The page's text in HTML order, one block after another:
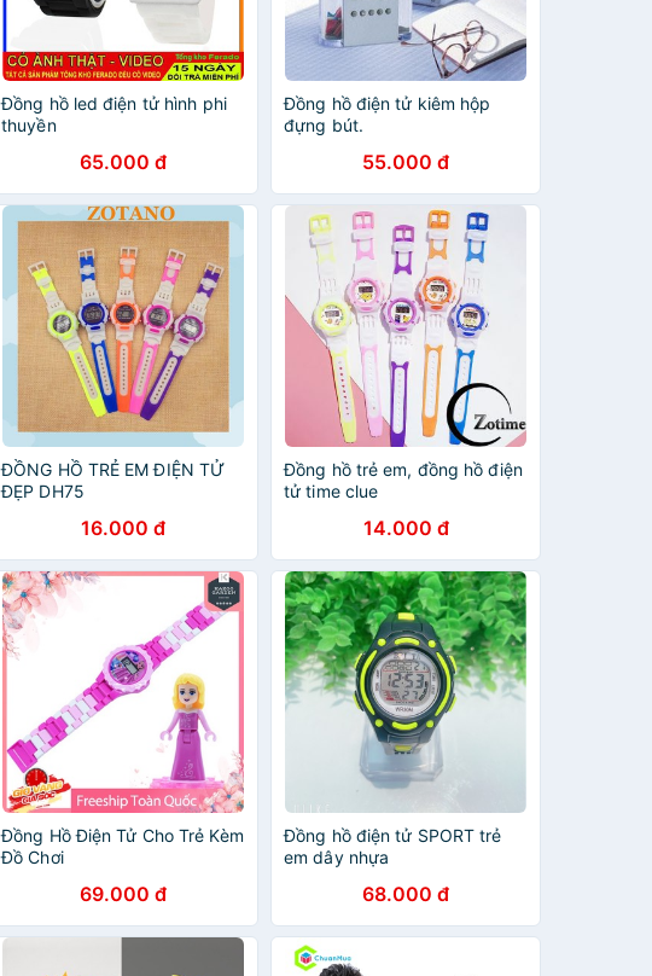
Đồng hồ led điện tử hình phi
thuyền
65.000 đ
Đồng hồ điện tử kiêm hộp
đựng bút.
55.000 đ
ĐỒNG HỒ TRẺ EM ĐIỆN TỬ
ĐẸP DH75
16.000 đ
Đồng hồ trẻ em, đồng hồ điện
tử time clue
14.000 đ
Đồng Hồ Điện Tử Cho Trẻ Kèm
Đồ Chơi
69.000 đ
Đồng hồ điện tử SPORT trẻ
em dây nhựa
68.000 đ